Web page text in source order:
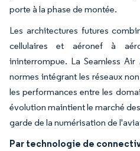
porte à la phase de montée.
Les architectures futures
cellulaires et aéronef à
ininterrompue. La Seamless
normes intégrant les réseaux
les performances entre les
évolution maintient le marché
garde de la numérisation de
Par technologie de